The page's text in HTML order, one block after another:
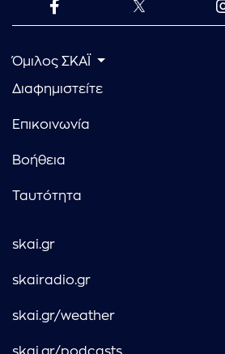
Όμιλος ΣΚΑΪ
Διαφημιστείτε
Επικοινωνία
Βοήθεια
Ταυτότητα
skai.gr
skairadio.gr
skai.gr/weather